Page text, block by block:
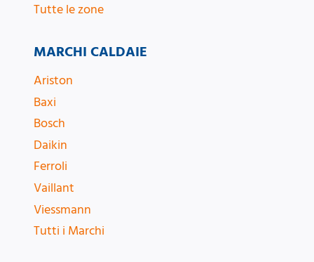
Tutte le zone
MARCHI CALDAIE
Ariston
Baxi
Bosch
Daikin
Ferroli
Vaillant
Viessmann
Tutti i Marchi